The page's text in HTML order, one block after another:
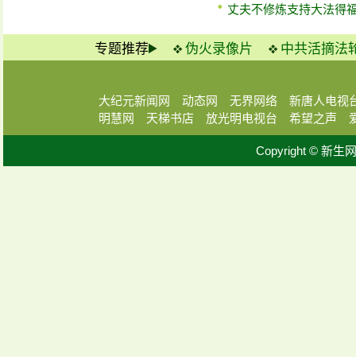
丈夫不修炼支持大法得
专题推荐 伪火录像片 中共活摘法
大纪元新闻网 动态网 无界网络
新唐人电视
明慧网
天梯书店 放光明电视台 希望之声
Copyright © 新生